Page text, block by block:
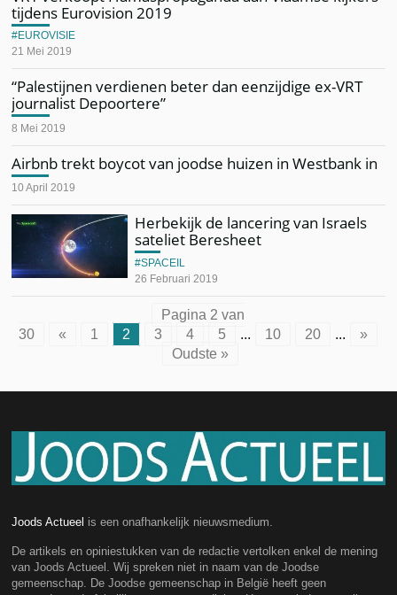
tijdens Eurovision 2019
21 Mei 2019
EUROVISIE
“Palestijnen verdienen beter dan eenzijdige ex-VRT
journalist Depoortere”
8 Mei 2019
Airbnb trekt boycot van joodse huizen in Westbank in
10 April 2019
Herbekijk de lancering van Israels
sateliet Beresheet
26 Februari 2019
SPACEIL
Pagina 2 van
30
« 1 2 3 4 5 ... 10 20 ...
»
Oudste »
Joods Actueel is een onafhankelijk nieuwsmedium.
De artikels en opiniestukken van de redactie vertolken enkel de mening
van Joods Actueel. Wij spreken niet in naam van de Joodse
gemeenschap. De Joodse gemeenschap in België heeft geen